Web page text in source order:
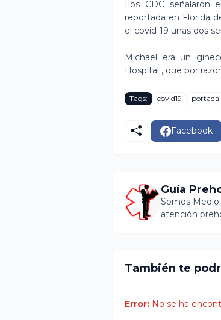
Los CDC señalaron
reportada en Florida
el covid-19 unas dos
Michael era un
Hospital , que por
Tags: covid19 portada
Facebook
Guía
Somos
atención
También te
Error: No se ha